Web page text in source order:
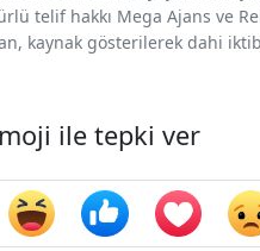
telif hakkı Mega Ajans ve
kaynak gösterilerek dahi
ile tepki ver